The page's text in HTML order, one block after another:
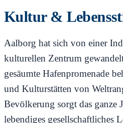
Kultur &
Aalborg hat sich von einer
kulturellen Zentrum
gesäumte Hafenpromenade
und Kulturstätten von
Bevölkerung sorgt das ganze
lebendiges gesellschaftliches